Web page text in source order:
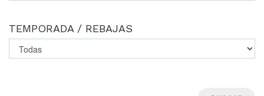
TEMPORADA / REBAJAS